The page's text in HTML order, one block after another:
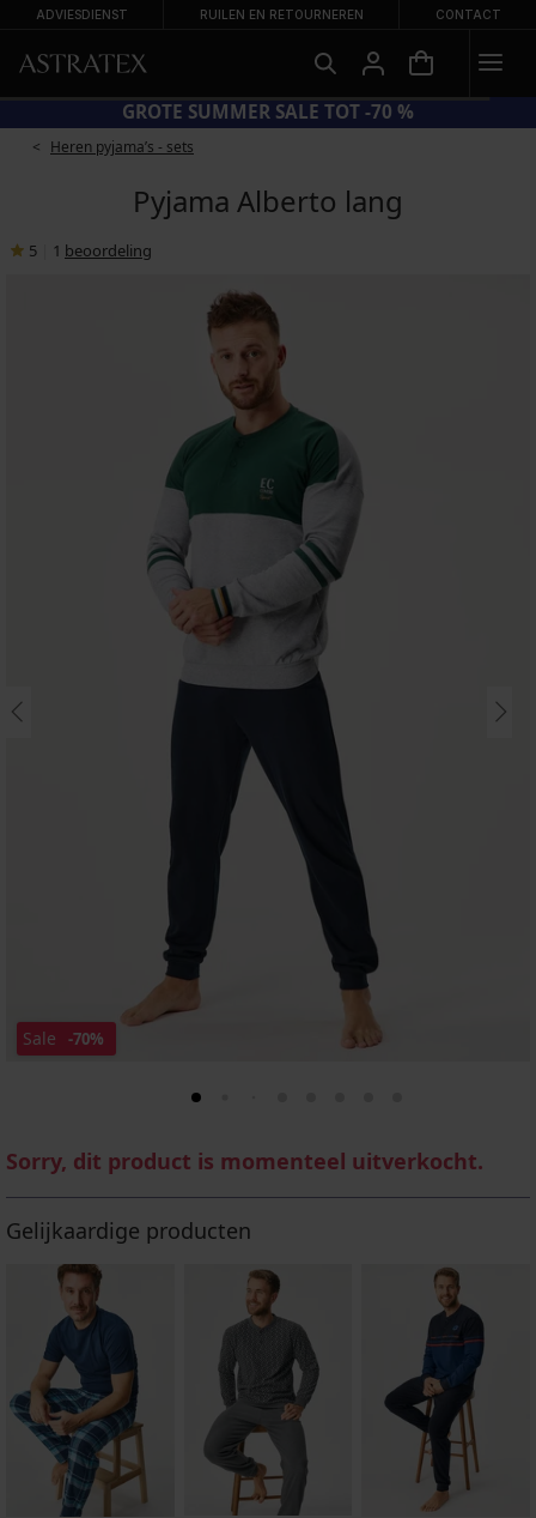
ADVIESDIENST RUILEN EN RETOURNEREN CONTACT
GROTE SUMMER SALE TOT -70 %
Heren pyjama’s - sets
Pyjama Alberto lang
5 1 beoordeling
Sale -70%
Sorry, dit product is momenteel uitverkocht.
Gelijkaardige producten